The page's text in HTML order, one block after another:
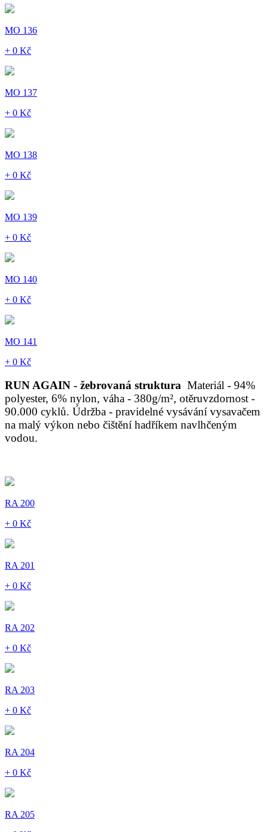
MO 136
+ 0 Kč
MO 137
+ 0 Kč
MO 138
+ 0 Kč
MO 139
+ 0 Kč
MO 140
+ 0 Kč
MO 141
+ 0 Kč
RUN AGAIN - žebrovaná struktura Materiál - 94%
polyester, 6% nylon, váha - 380g/m², otěruvzdornost -
90.000 cyklů. Údržba - pravidelné vysávání vysavačem
na malý výkon nebo čištění hadříkem navlhčeným
vodou.
RA 200
+ 0 Kč
RA 201
+ 0 Kč
RA 202
+ 0 Kč
RA 203
+ 0 Kč
RA 204
+ 0 Kč
RA 205